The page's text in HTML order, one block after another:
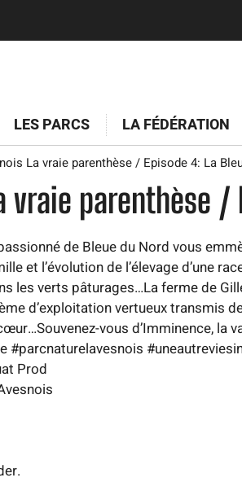
LES PARCS LA FÉDÉRATION
La vraie parenthèse / Episode 4: La
vraie parenthèse /
de Bleue du Nord vous
et l’évolution de l’élevage d’une
les verts pâturages…La ferme de
d’exploitation vertueux transmis
vous d’Imminence, la
#parcnaturelavesnois
Prod